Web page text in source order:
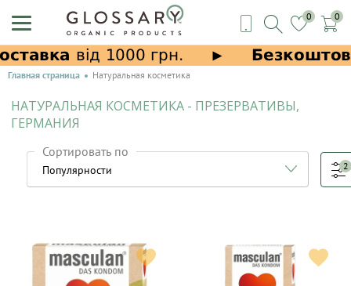
0 0
Главная страница Натуральная косметика
НАТУРАЛЬНАЯ КОСМЕТИКА - ПРЕЗЕРВАТИВЫ,
ГЕРМАНИЯ
Сортировать по
2